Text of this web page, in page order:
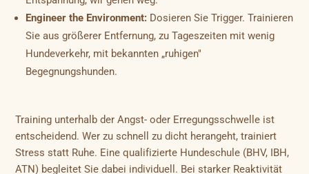
Engineer the Environment: Dosieren Sie Trigger. Trainieren
Sie aus größerer Entfernung, zu Tageszeiten mit wenig
Hundeverkehr, mit bekannten „ruhigen"
Begegnungshunden.
Training unterhalb der Angst- oder Erregungsschwelle ist
entscheidend. Wer zu schnell zu dicht herangeht, trainiert
Stress statt Ruhe. Eine qualifizierte Hundeschule (BHV, IBH,
ATN) begleitet Sie dabei individuell. Bei starker Reaktivität